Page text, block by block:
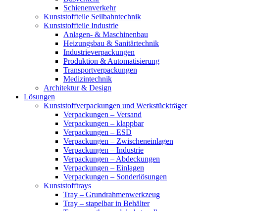
Schienenverkehr
Kunststoffteile Seilbahntechnik
Kunststoffteile Industrie
Anlagen- & Maschinenbau
Heizungsbau & Sanitärtechnik
Industrieverpackungen
Produktion & Automatisierung
Transportverpackungen
Medizintechnik
Architektur & Design
Lösungen
Kunststoffverpackungen und Werkstückträger
Verpackungen – Versand
Verpackungen – klappbar
Verpackungen – ESD
Verpackungen – Zwischeneinlagen
Verpackungen – Industrie
Verpackungen – Abdeckungen
Verpackungen – Einlagen
Verpackungen – Sonderlösungen
Kunststofftrays
Tray – Grundrahmenwerkzeug
Tray – stapelbar in Behälter